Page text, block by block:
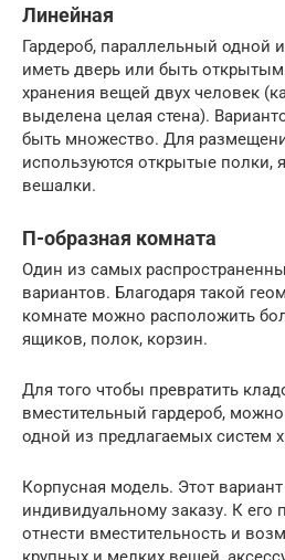
Линейная
Гардероб, параллельный одной
иметь дверь или быть
хранения вещей двух человек
выделена целая стена).
быть множество. Для
используются открытые полки,
вешалки.
П-образная комната
Один из самых
вариантов. Благодаря такой
комнате можно расположить
ящиков, полок, корзин.
Для того чтобы превратить
вместительный гардероб,
одной из предлагаемых систем
Корпусная модель. Этот
индивидуальному заказу. К
отнести вместительность и